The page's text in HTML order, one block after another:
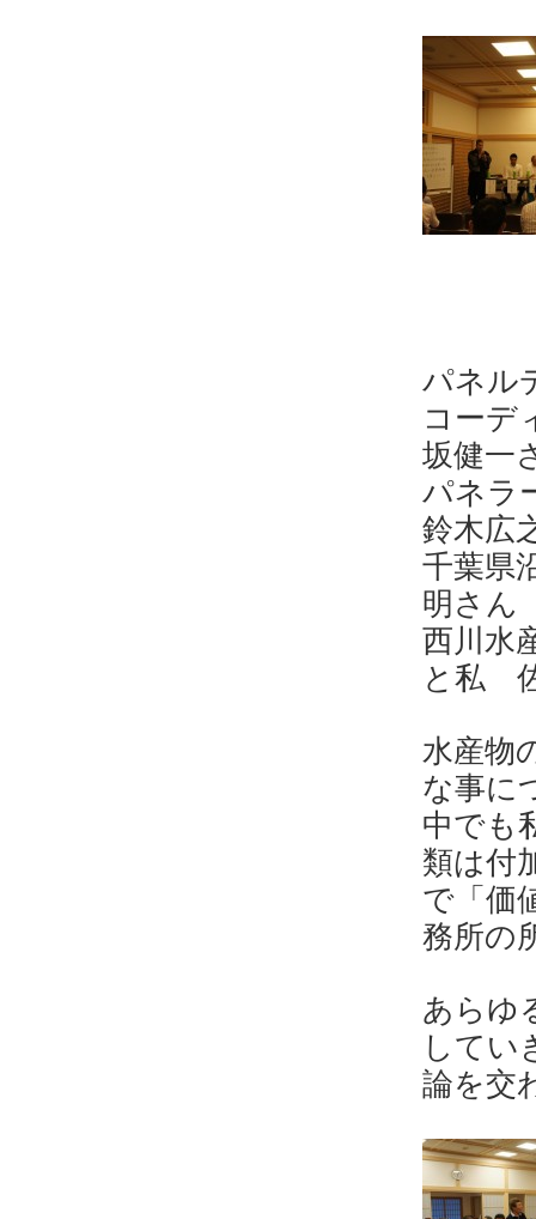
パネル
コー
坂健一
パネ
鈴木広
千葉県
明さん
西川
と私
水産物
な事に
中でも
類は付
で「価
務所の
あらゆ
してい
論を交